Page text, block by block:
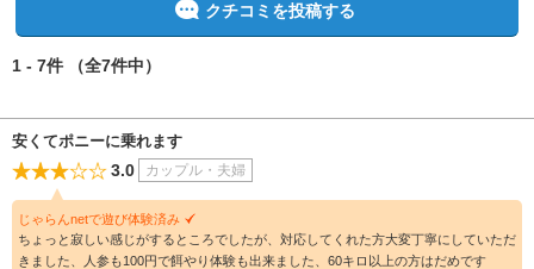
クチコミを投稿する
1 - 7件 （全7件中）
安くてポニーに乗れます
3.0 カップル・夫婦
じゃらんnetで遊び体験済み
ちょっと寂しい感じがするところでしたが、対応してくれた方大変丁寧にしていただ
きました、人参も100円で餌やり体験も出来ました、60キロ以上の方はだめです